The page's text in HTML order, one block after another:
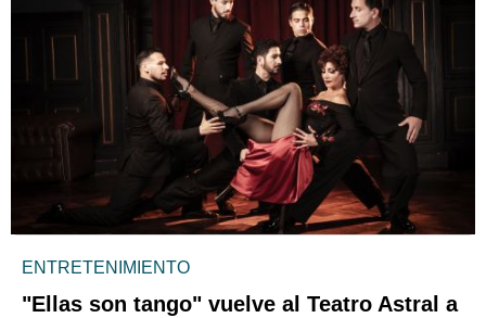
ENTRETENIMIENTO
"Ellas son tango" vuelve al Teatro Astral a